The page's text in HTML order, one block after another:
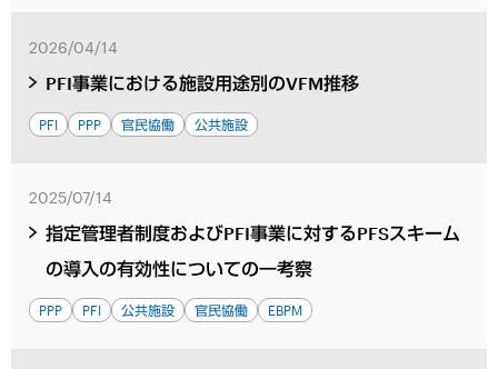
2026/04/14
PFI事業における施設用途別のVFM推移
PFI PPP 官民協働 公共施設
2025/07/14
指定管理者制度およびPFI事業に対するPFSスキーム
の導入の有効性についての一考察
PPP PFI 公共施設 官民協働 EBPM